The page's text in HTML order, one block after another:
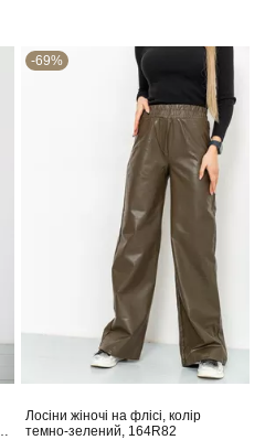
-69%
Лосіни жіночі на флісі, колір
темно-зелений, 164R82